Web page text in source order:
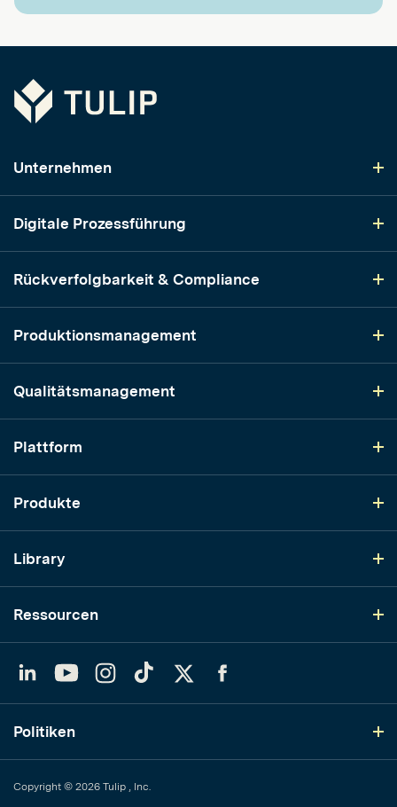
Tulip
Unternehmen
Digitale Prozessführung
Rückverfolgbarkeit & Compliance
Produktionsmanagement
Qualitätsmanagement
Plattform
Produkte
Library
Ressourcen
YouTubeInstagram
TikTok
Politiken
Copyright © 2026 Tulip , Inc.